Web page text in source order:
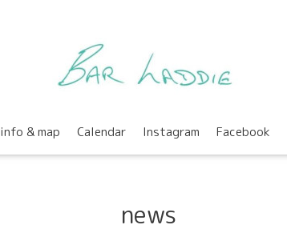
info & map Calendar Instagram Facebook
news